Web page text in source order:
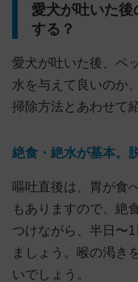
愛犬が吐いた後
する？
愛犬が吐いた後、ペ
水を与えて良いのか
掃除方法とあわせて
絶食・絶水が基本。
嘔吐直後は、胃が食
もありますので、絶
つけながら、半日〜
ましょう。喉の渇き
いでしょう。